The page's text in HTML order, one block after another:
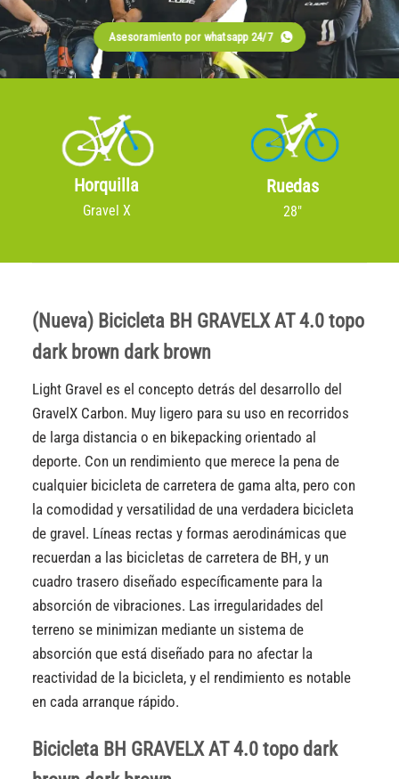
Asesoramiento por whatsapp 24/7
Horquilla
Gravel X
Ruedas
28"
(Nueva) Bicicleta BH GRAVELX AT 4.0 topo
dark brown dark brown
Light Gravel es el concepto detrás del desarrollo del
GravelX Carbon. Muy ligero para su uso en recorridos
de larga distancia o en bikepacking orientado al
deporte. Con un rendimiento que merece la pena de
cualquier bicicleta de carretera de gama alta, pero con
la comodidad y versatilidad de una verdadera bicicleta
de gravel. Líneas rectas y formas aerodinámicas que
recuerdan a las bicicletas de carretera de BH, y un
cuadro trasero diseñado específicamente para la
absorción de vibraciones. Las irregularidades del
terreno se minimizan mediante un sistema de
absorción que está diseñado para no afectar la
reactividad de la bicicleta, y el rendimiento es notable
en cada arranque rápido.
Bicicleta BH GRAVELX AT 4.0 topo dark